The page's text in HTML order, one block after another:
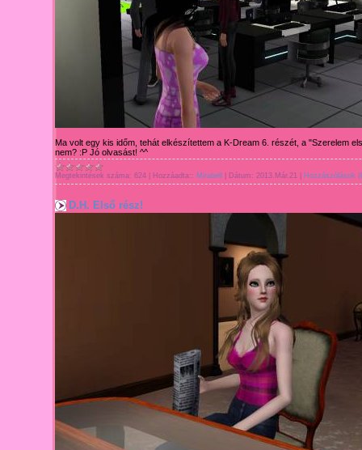
Ma volt egy kis időm, tehát elkészítettem a K-Dream 6. részét, a "Szerelem
nem? :P Jó olvasást! ^^
Megtekintések száma: 624 Hozzáadta:: Mirabell Dátum: 2013.Már.21 Hozzászólások
D.H. Első rész!